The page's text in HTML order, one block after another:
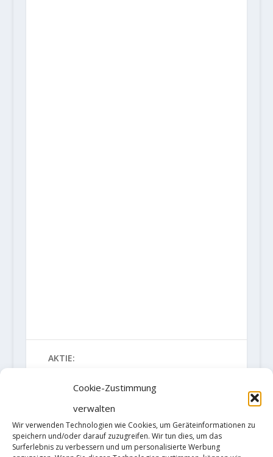
Cookie-Zustimmung
verwalten
Wir verwenden Technologien wie Cookies, um Geräteinformationen zu
speichern und/oder darauf zuzugreifen. Wir tun dies, um das
Surferlebnis zu verbessern und um personalisierte Werbung
AKTIE:
VORHERIGE NÄCHSTE